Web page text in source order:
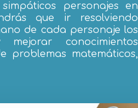
personajes en
que ir resolviendo
de cada personaje los
conocimientos
problemas matemáticos,